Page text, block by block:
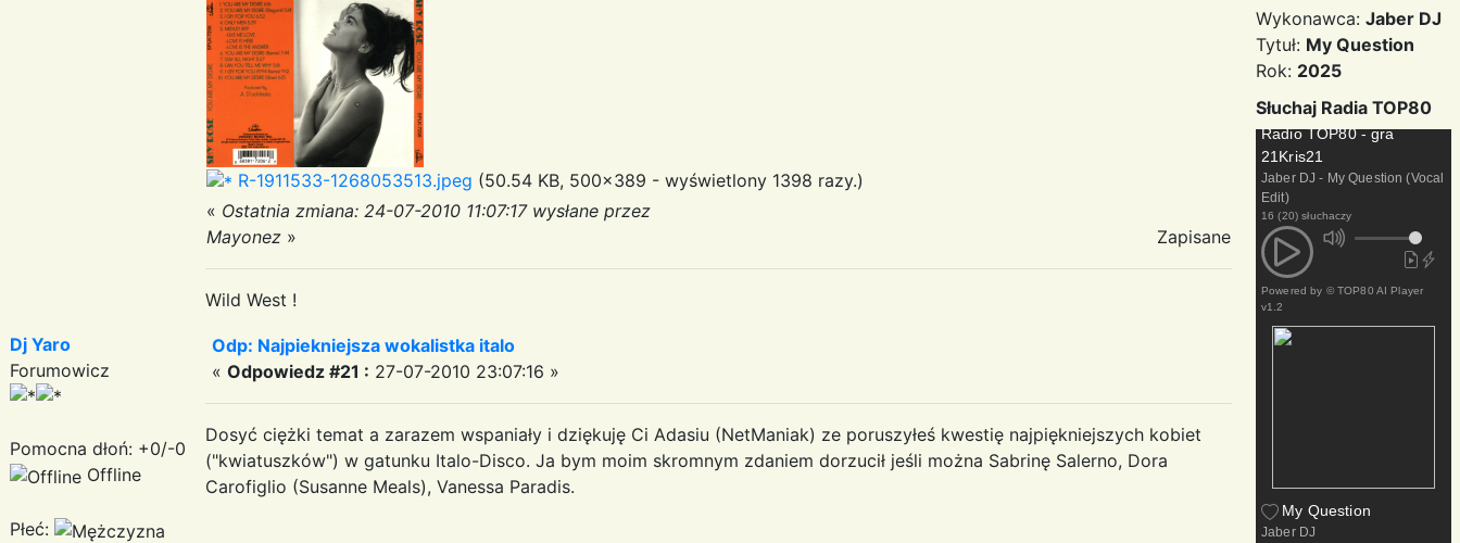
R-1911533-1268053513.jpeg (50.54 KB, 500x389 - wyświetlony 1398 razy.)
« Ostatnia zmiana: 24-07-2010 11:07:17 wysłane przez
Mayonez » Zapisane
Wild West !
Dj Yaro
Forumowicz
Pomocna dłoń: +0/-0
Offline
Płeć:
Odp: Najpiekniejsza wokalistka italo
« Odpowiedz #21 : 27-07-2010 23:07:16 »
Dosyć ciężki temat a zarazem wspaniały i dziękuję Ci Adasiu (NetManiak) ze poruszyłeś kwestię najpiękniejszych kobiet
("kwiatuszków") w gatunku Italo-Disco. Ja bym moim skromnym zdaniem dorzucił jeśli można Sabrinę Salerno, Dora
Carofiglio (Susanne Meals), Vanessa Paradis.
Wykonawca: Jaber DJ
Tytuł: My Question
Rok: 2025
Słuchaj Radia TOP80
Radio TOP80 - gra
21Kris21
Jaber DJ - My Question (Vocal
Edit)
16 (20) słuchaczy
Powered by © TOP80 AI Player
v1.2
My Question
Jaber DJ